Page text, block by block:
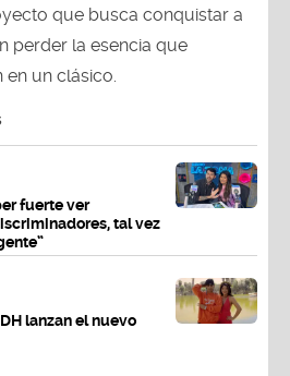
que busca conquistar a
perder la esencia que
un clásico.
fuerte ver
tal vez
lanzan el nuevo